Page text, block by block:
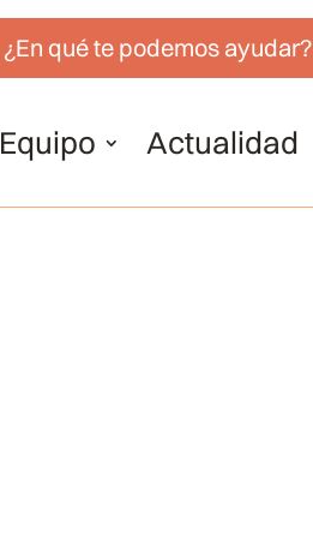
¿En qué te podemos ayudar?
Equipo Actualidad